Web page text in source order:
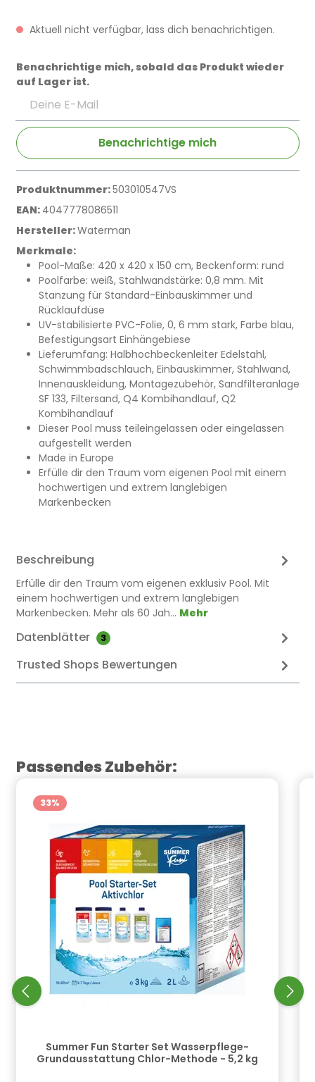
Aktuell nicht verfügbar, lass dich benachrichtigen.
Benachrichtige mich, sobald das Produkt wieder
auf Lager ist.
Benachrichtige mich
Produktnummer:503010547VS
EAN: 4047778086511
Hersteller:Waterman
Merkmale:
Pool-Maße: 420 x 420 x 150 cm, Beckenform: rund
Poolfarbe: weiß, Stahlwandstärke: 0,8 mm. Mit
Stanzung für Standard-Einbauskimmer und
Rücklaufdüse
UV-stabilisierte PVC-Folie, 0, 6 mm stark, Farbe blau,
Befestigungsart Einhängebiese
Lieferumfang: Halbhochbeckenleiter Edelstahl,
Schwimmbadschlauch, Einbauskimmer, Stahlwand,
Innenauskleidung, Montagezubehör, Sandfilteranlage
SF 133, Filtersand, Q4 Kombihandlauf, Q2
Kombihandlauf
Dieser Pool muss teileingelassen oder eingelassen
aufgestellt werden
Made in Europe
Erfülle dir den Traum vom eigenen Pool mit einem
hochwertigen und extrem langlebigen
Markenbecken
Beschreibung
Erfülle dir den Traum vom eigenen exklusiv Pool. Mit
einem hochwertigen und extrem langlebigen
Markenbecken. Mehr als 60 Jah… Mehr
Datenblätter 3
Trusted Shops Bewertungen
Produktgalerie überspringen
Passendes Zubehör:
33%
Summer Fun Starter Set Wasserpflege-
Grundausstattung Chlor-Methode - 5,2 kg